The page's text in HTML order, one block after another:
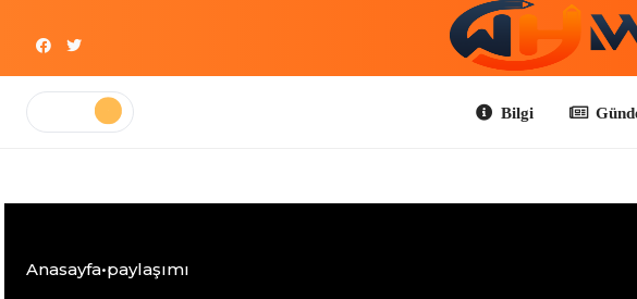
content
Bilgi Gündem
Anasayfa•paylaşımı